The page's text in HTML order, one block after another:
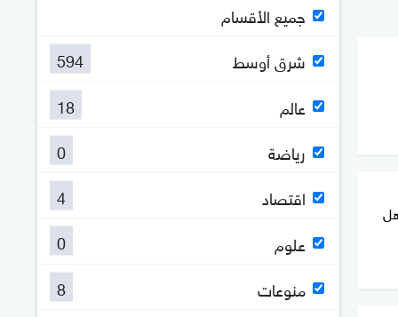
جميع الأقسام
شرق أوسط
594
عالم
18
رياضة
0
اقتصاد
4
علوم
0
منوعات
8